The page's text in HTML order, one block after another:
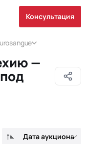
Консультация
—
Дата аукциона